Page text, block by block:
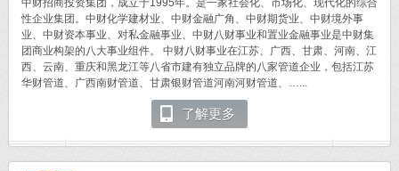
中财招商投资集团，成立于1995年。是一家社会化、市场化、现代化的综合
性企业集团。中财化学建材业、中财金融广角、中财期货业、中财境外事
业、中财资本事业、对私金融事业、中财八财事业和置业金融事业是中财集
团商业构架的八大事业组件。 中财八财事业在江苏、广西、甘肃、河南、江
西、云南、重庆和黑龙江等八省市建有独立品牌的八家管道企业，包括江苏
华财管道、广西南财管道、甘肃银财管道河南河财管道、…...
了解更多